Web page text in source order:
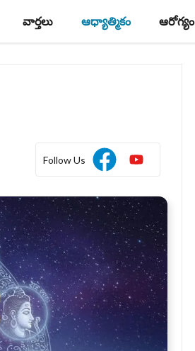
వార్తలు ఆధ్యాత్మికం ఆరోగ్యం
Follow Us